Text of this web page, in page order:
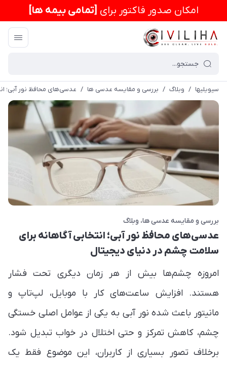
امكان صدور فاکتور برای [تمامی بیمه ها]
سیویلیها / وبلاگ / بررسی و مقایسه عدسی ها / عدسی‌های محافظ نور آبی؛
بررسی و مقایسه عدسی ها وبلاگ
عدسی‌های محافظ نور آبی؛ انتخابی آگاهانه برای
سلامت چشم در دنیای دیجیتال
امروزه چشم‌ها بیش از هر زمان دیگری تحت فشار
هستند. افزایش ساعت‌های کار با موبایل، لپ‌تاپ و
مانیتور باعث شده نور آبی به یکی از عوامل اصلی خستگی
چشم، کاهش تمرکز و حتی اختلال در خواب تبدیل شود.
برخلاف تصور بسیاری از کاربران، این موضوع فقط یک